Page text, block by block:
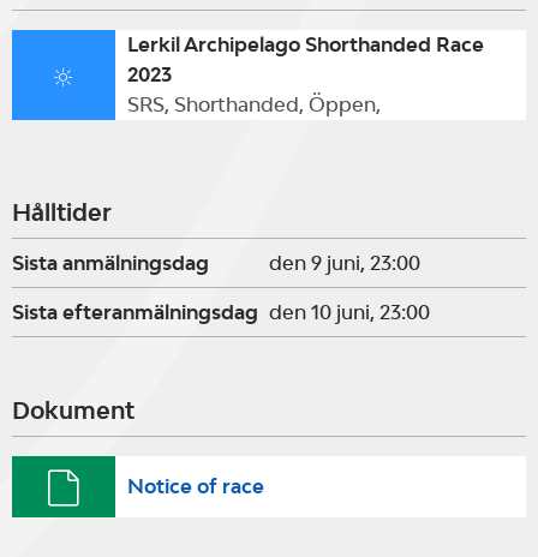
Lerkil Archipelago Shorthanded Race
2023
SRS, Shorthanded, Öppen,
Hålltider
Sista anmälningsdag den 9 juni, 23:00
Sista efteranmälningsdag den 10 juni, 23:00
Dokument
Notice of race